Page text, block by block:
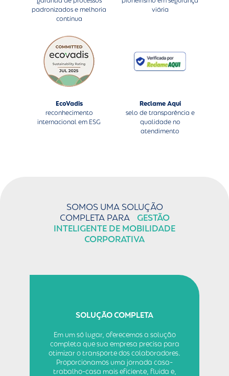
padronizados e melhoria
contínua
viária
EcoVadis
reconhecimento
internacional em ESG
Reclame Aqui
selo de transparência e
qualidade no
atendimento
SOMOS UMA SOLUÇÃO
COMPLETA PARAGESTÃO
INTELIGENTE DE MOBILIDADE
CORPORATIVA
SOLUÇÃO COMPLETA
Em um só lugar, oferecemos a solução
completa que sua empresa precisa para
otimizar o transporte dos colaboradores.
Proporcionamos uma jornada casa-
trabalho-casa mais eficiente, fluida e,